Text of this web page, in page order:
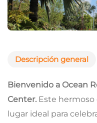
Descripción general
Bienvenido a Ocean
Center. Este hermoso
lugar ideal para